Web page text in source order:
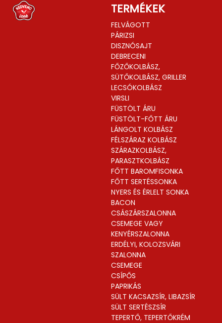
TERMÉKEK
FELVÁGOTT
PÁRIZSI
DISZNÓSAJT
DEBRECENI
FŐZŐKOLBÁSZ,
SÜTŐKOLBÁSZ, GRILLER
LECSÓKOLBÁSZ
VIRSLI
FÜSTÖLT ÁRU
FÜSTÖLT-FŐTT ÁRU
LÁNGOLT KOLBÁSZ
FÉLSZÁRAZ KOLBÁSZ
SZÁRAZKOLBÁSZ,
PARASZTKOLBÁSZ
FŐTT BAROMFISONKA
FŐTT SERTÉSSONKA
NYERS ÉS ÉRLELT SONKA
BACON
CSÁSZÁRSZALONNA
CSEMEGE VAGY
KENYÉRSZALONNA
ERDÉLYI, KOLOZSVÁRI
SZALONNA
CSEMEGE
CSÍPŐS
PAPRIKÁS
SÜLT KACSAZSÍR, LIBAZSÍR
SÜLT SERTÉSZSÍR
TEPERTŐ, TEPERTŐKRÉM